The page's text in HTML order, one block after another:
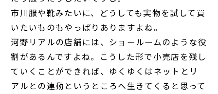
市川服や靴みたいに、どうしても実物を試して買
いたいものもやっぱりありますよね。
河野 リアルの店舗には、ショールームのような役
割があるんですよね。こうした形で小売店を残し
ていくことができれば、ゆくゆくはネットとリ
アルとの連動というところへ生きてくると思って